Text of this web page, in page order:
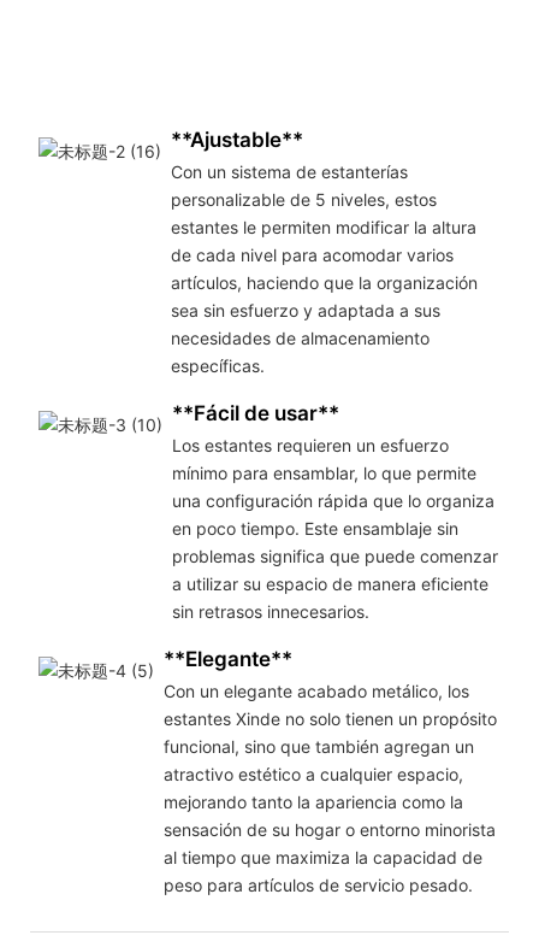
**Ajustable**
Con un sistema de estanterías
personalizable de 5 niveles, estos
estantes le permiten modificar la altura
de cada nivel para acomodar varios
artículos, haciendo que la organización
sea sin esfuerzo y adaptada a sus
necesidades de almacenamiento
específicas.
**Fácil de usar**
Los estantes requieren un esfuerzo
mínimo para ensamblar, lo que permite
una configuración rápida que lo organiza
en poco tiempo. Este ensamblaje sin
problemas significa que puede comenzar
a utilizar su espacio de manera eficiente
sin retrasos innecesarios.
**Elegante**
Con un elegante acabado metálico, los
estantes Xinde no solo tienen un propósito
funcional, sino que también agregan un
atractivo estético a cualquier espacio,
mejorando tanto la apariencia como la
sensación de su hogar o entorno minorista
al tiempo que maximiza la capacidad de
peso para artículos de servicio pesado.